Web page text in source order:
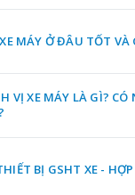
MÁY Ở ĐÂU TỐT VÀ
VỊ XE MÁY LÀ GÌ? CÓ
BỊ GSHT XE -